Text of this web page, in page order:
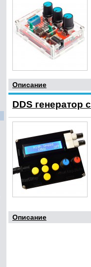
Описание
DDS генератор
Описание